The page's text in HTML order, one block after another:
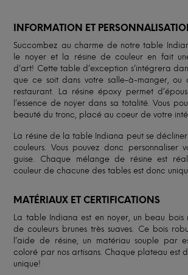
INFORMATION ET
Succombez au charme de notre table
le noyer et la résine de couleur en fait
d’art! Cette table d’exception s’intégrera
que ce soit dans votre salle-à-manger, ou
restaurant. La résine époxy permet
l’essence de noyer dans sa totalité. Vous
beauté du tronc, placé au coeur de votre
La résine de la table Indiana peut se
couleurs. Vous pouvez donc personnaliser
guise. Chaque mélange de résine est
couleur de chacune des tables est donc
MATÉRIAUX ET CERTIFICATIONS
La table Indiana est en noyer, un beau bois
de couleurs brunes très suaves. Ce bois
l’aide de résine, un matériau souple par
coloré par nos artisans. Chaque plateau est
unique!